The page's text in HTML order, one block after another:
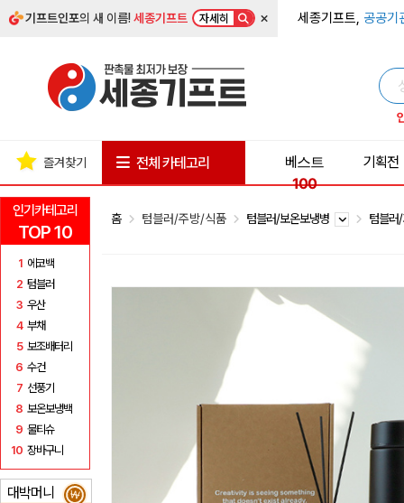
기프트인포의 새 이름!세종기프트 자세히 × 세종기프트, 공공기
인기카테고리
TOP 10
1 에코백
2 텀블러
3 우산
4 부채
5 보조배터리
6 수건
7 선풍기
8 보온보냉백
9 물티슈
10 장바구니
대박머니 ₩
즐겨찾기 전체 카테고리
베스트
100
기획전
홈 텀블러/주방/식품 텀블러/보온보냉병 텀블러